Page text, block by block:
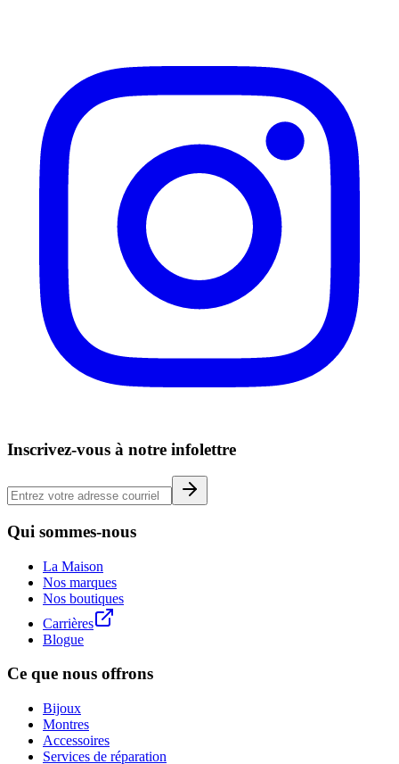
Inscrivez-vous à notre infolettre
Qui sommes-nous
La Maison
Nos marques
Nos boutiques
Carrières
Blogue
Ce que nous offrons
Bijoux
Montres
Accessoires
Services de réparation